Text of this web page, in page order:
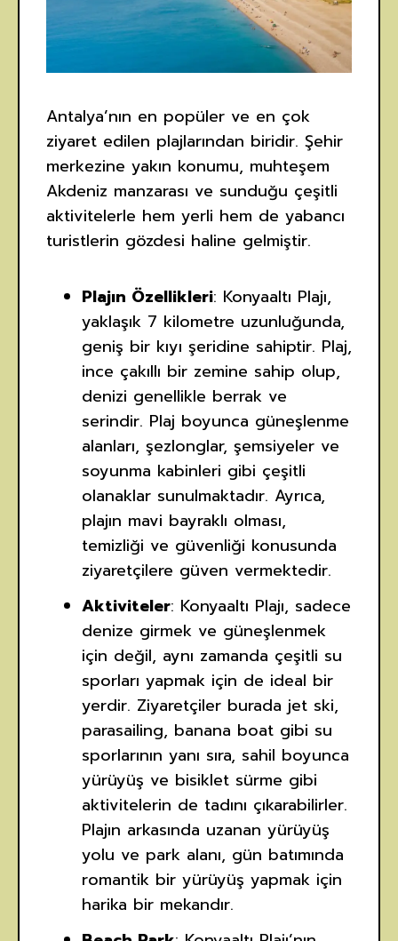
Antalya’nın en popüler ve en çok
ziyaret edilen plajlarından biridir. Şehir
merkezine yakın konumu, muhteşem
Akdeniz manzarası ve sunduğu çeşitli
aktivitelerle hem yerli hem de yabancı
turistlerin gözdesi haline gelmiştir.
Plajın Özellikleri: Konyaaltı Plajı,
yaklaşık 7 kilometre uzunluğunda,
geniş bir kıyı şeridine sahiptir. Plaj,
ince çakıllı bir zemine sahip olup,
denizi genellikle berrak ve
serindir. Plaj boyunca güneşlenme
alanları, şezlonglar, şemsiyeler ve
soyunma kabinleri gibi çeşitli
olanaklar sunulmaktadır. Ayrıca,
plajın mavi bayraklı olması,
temizliği ve güvenliği konusunda
ziyaretçilere güven vermektedir.
Aktiviteler: Konyaaltı Plajı, sadece
denize girmek ve güneşlenmek
için değil, aynı zamanda çeşitli su
sporları yapmak için de ideal bir
yerdir. Ziyaretçiler burada jet ski,
parasailing, banana boat gibi su
sporlarının yanı sıra, sahil boyunca
yürüyüş ve bisiklet sürme gibi
aktivitelerin de tadını çıkarabilirler.
Plajın arkasında uzanan yürüyüş
yolu ve park alanı, gün batımında
romantik bir yürüyüş yapmak için
harika bir mekandır.